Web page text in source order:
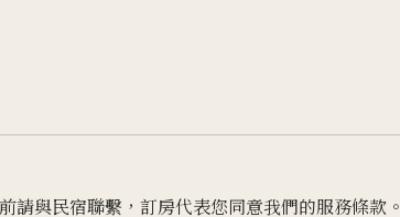
請與民宿聯繫，訂房代表您同意我們的服務條款。